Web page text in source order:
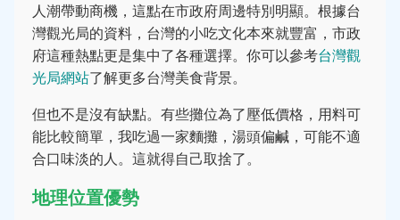
人潮帶動商機，這點在市政府周邊特別明顯。根據台
灣觀光局的資料，台灣的小吃文化本來就豐富，市政
府這種熱點更是集中了各種選擇。你可以參考台灣觀
光局網站了解更多台灣美食背景。
但也不是沒有缺點。有些攤位為了壓低價格，用料可
能比較簡單，我吃過一家麵攤，湯頭偏鹹，可能不適
合口味淡的人。這就得自己取捨了。
地理位置優勢